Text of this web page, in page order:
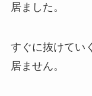
居ました。
すぐに抜けてい
居ません。